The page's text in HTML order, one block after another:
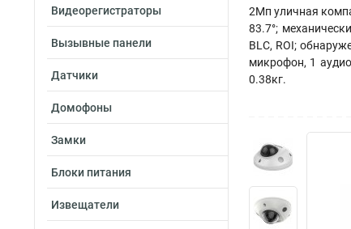
Видеорегистраторы
Вызывные панели
Датчики
Домофоны
Замки
Блоки питания
Извещатели
2Мп уличная
83.7°;
BLC, ROI;
микрофон, 1
0.38кг.